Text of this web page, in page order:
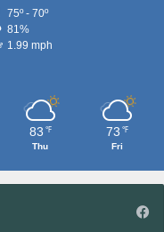
75º - 70º
81%
1.99 mph
83 ℉
Thu
73 ℉
Fri